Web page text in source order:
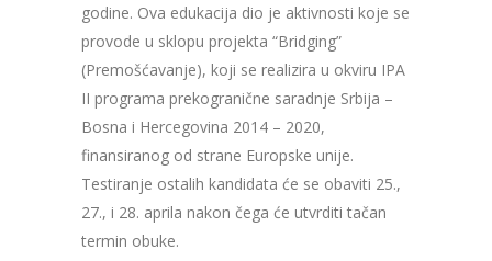
godine. Ova edukacija dio je aktivnosti koje se
provode u sklopu projekta “Bridging”
(Premošćavanje), koji se realizira u okviru IPA
II programa prekogranične saradnje Srbija –
Bosna i Hercegovina 2014 – 2020,
finansiranog od strane Europske unije.
Testiranje ostalih kandidata će se obaviti 25.,
27., i 28. aprila nakon čega će utvrditi tačan
termin obuke.